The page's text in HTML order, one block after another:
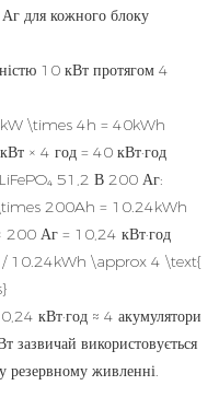
для кожного блоку
10 кВт протягом 4
\times 4h = 40kWh
× 4 год = 40 кВт·год
LiFePO₄ 51,2 В 200 Аг:
200Ah = 10.24kWh
200 Аг = 10,24 кВт·год
10.24kWh \approx 4 \text{
кВт·год ≈ 4 акумулятори
зазвичай використовується
резервному живленні.